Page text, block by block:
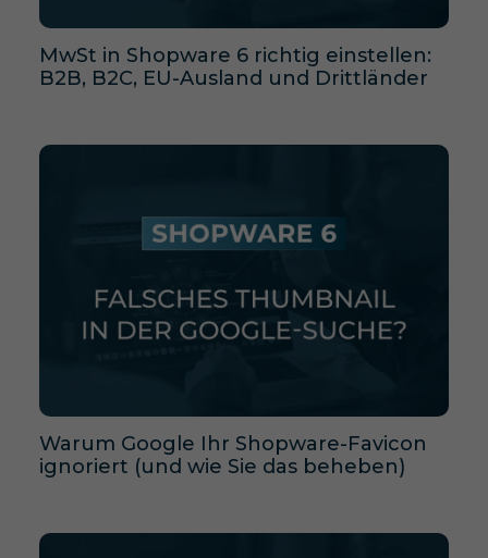
MwSt in Shopware 6 richtig einstellen:
B2B, B2C, EU-Ausland und Drittländer
Warum Google Ihr Shopware-Favicon
ignoriert (und wie Sie das beheben)